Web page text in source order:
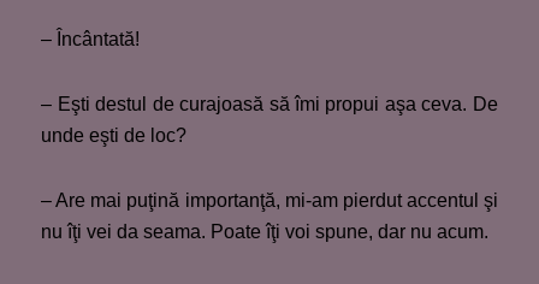
– Încântată!
– Eşti destul de curajoasă să îmi propui aşa ceva. De
unde eşti de loc?
– Are mai puţină importanţă, mi-am pierdut accentul şi
nu îţi vei da seama. Poate îţi voi spune, dar nu acum.